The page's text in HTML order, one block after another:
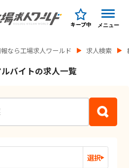
キープ中 メニュー
なら工場求人ワールド 求人検索
バイトの求人一覧
選択